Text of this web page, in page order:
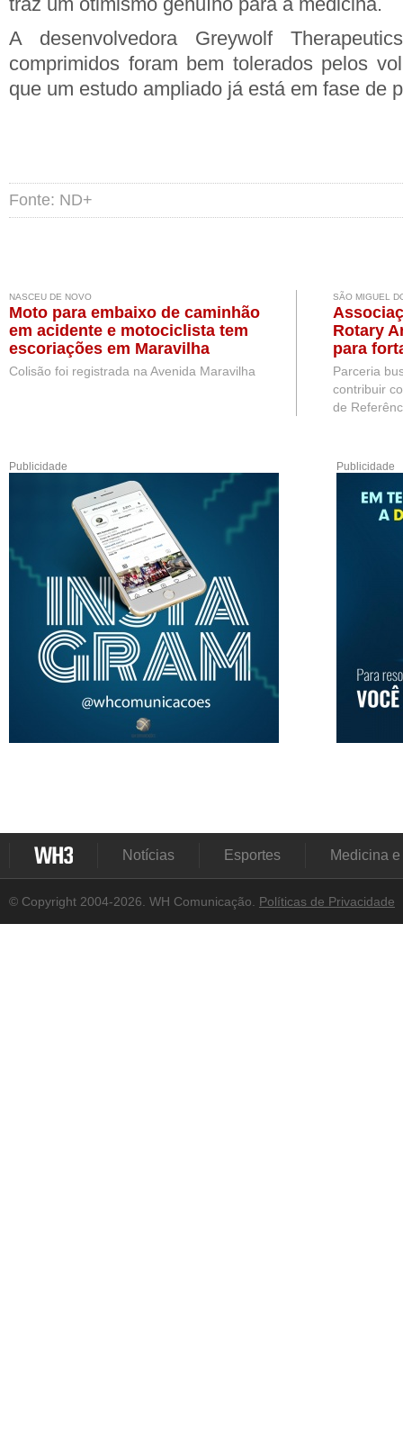
A desenvolvedora Greywolf
comprimidos foram bem tolerados pelos
que um estudo ampliado já está em fase de
Fonte: ND+
NASCEU DE NOVO
Moto para embaixo de caminhão
em acidente e motociclista tem
escoriações em Maravilha
Colisão foi registrada na Avenida Maravilha
SÃO MIGUEL
Rotary
para
pessoas
Miguel
Parceria
contribuir
de
Publicidade Publicidade
Notícias Esportes Medicina
© Copyright 2004-2026. WH Comunicação. Políticas de Privacidade